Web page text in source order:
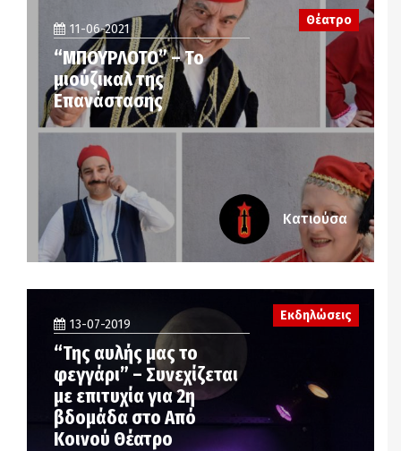
11-06-2021
“ΜΠΟΥΡΛΟΤΟ” – Το
μιούζικαλ της
Επανάστασης
Θέατρο
Κατιούσα
13-07-2019
“Της αυλής μας το
φεγγάρι” – Συνεχίζεται
με επιτυχία για 2η
βδομάδα στο Από
Κοινού Θέατρο
Εκδηλώσεις